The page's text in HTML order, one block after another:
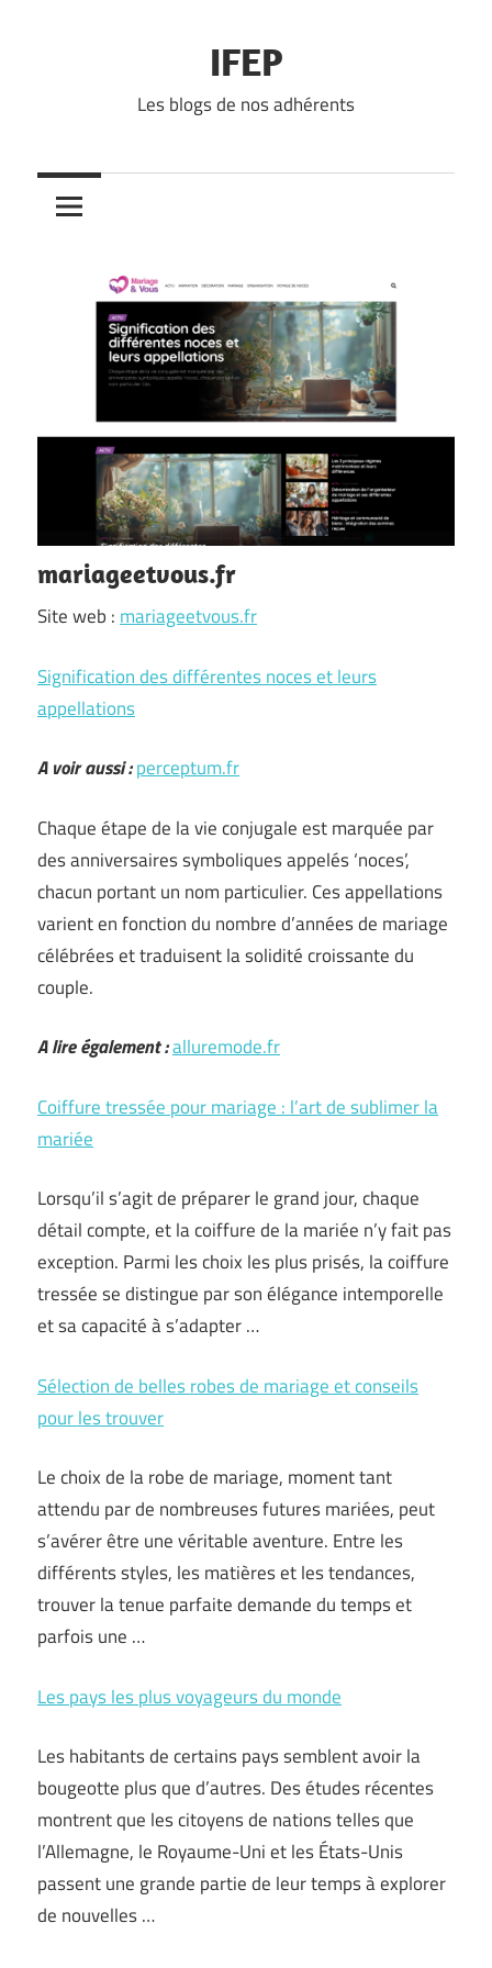
IFEP
Les blogs de nos adhérents
mariageetvous.fr
Site web : mariageetvous.fr
Signification des différentes noces et leurs
appellations
A voir aussi :perceptum.fr
Chaque étape de la vie conjugale est marquée par
des anniversaires symboliques appelés ‘noces’,
chacun portant un nom particulier. Ces appellations
varient en fonction du nombre d’années de mariage
célébrées et traduisent la solidité croissante du
couple.
A lire également :alluremode.fr
Coiffure tressée pour mariage : l’art de sublimer la
mariée
Lorsqu’il s’agit de préparer le grand jour, chaque
détail compte, et la coiffure de la mariée n’y fait pas
exception. Parmi les choix les plus prisés, la coiffure
tressée se distingue par son élégance intemporelle
et sa capacité à s’adapter …
Sélection de belles robes de mariage et conseils
pour les trouver
Le choix de la robe de mariage, moment tant
attendu par de nombreuses futures mariées, peut
s’avérer être une véritable aventure. Entre les
différents styles, les matières et les tendances,
trouver la tenue parfaite demande du temps et
parfois une …
Les pays les plus voyageurs du monde
Les habitants de certains pays semblent avoir la
bougeotte plus que d’autres. Des études récentes
montrent que les citoyens de nations telles que
l’Allemagne, le Royaume-Uni et les États-Unis
passent une grande partie de leur temps à explorer
de nouvelles …